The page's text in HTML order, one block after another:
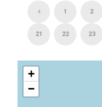
1 2
21 22 23
+
−